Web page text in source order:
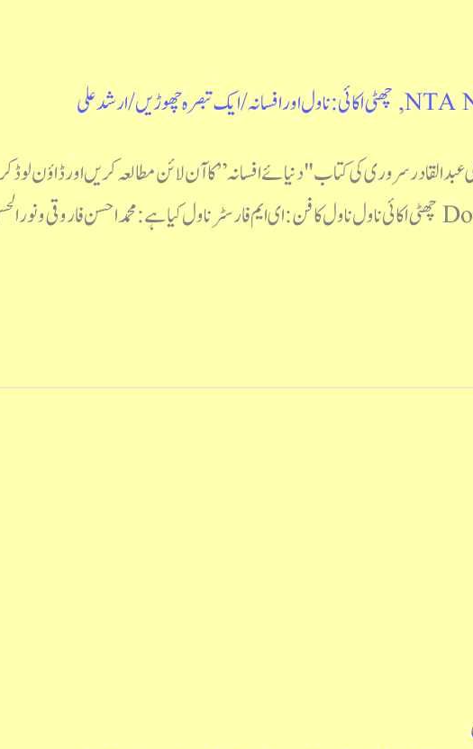
NTA
, چھٹی اکائی : ناول اور افسانہ/ایک تبصرہ چھوڑیں/ارشد علی
عبدالقادر سروری کی کتاب "دنیائے افسانہ ” کا آن لائن مطالعہ کریں اور